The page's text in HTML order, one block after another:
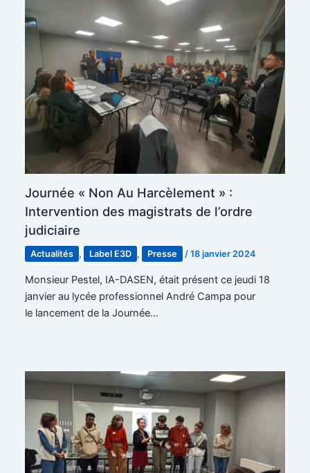
Journée « Non Au Harcèlement » :
Intervention des magistrats de l’ordre
judiciaire
Actualités , Label E3D , Presse /18 janvier 2024
Monsieur Pestel, IA-DASEN, était présent ce jeudi 18
janvier au lycée professionnel André Campa pour
le lancement de la Journée…